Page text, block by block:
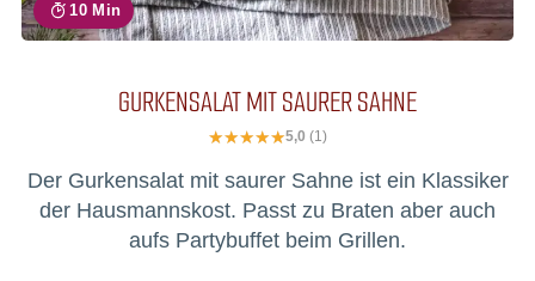
10 Min
GURKENSALAT MIT SAURER SAHNE
5,0 (1)
Der Gurkensalat mit saurer Sahne ist ein Klassiker
der Hausmannskost. Passt zu Braten aber auch
aufs Partybuffet beim Grillen.